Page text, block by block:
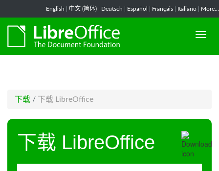
English 中文 (简体) Deutsch Español Français Italiano More...
下载 / 下载 LibreOffice
下载 LibreOffice